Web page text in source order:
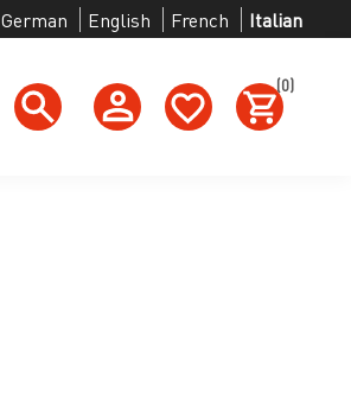
German English French Italian
(0)